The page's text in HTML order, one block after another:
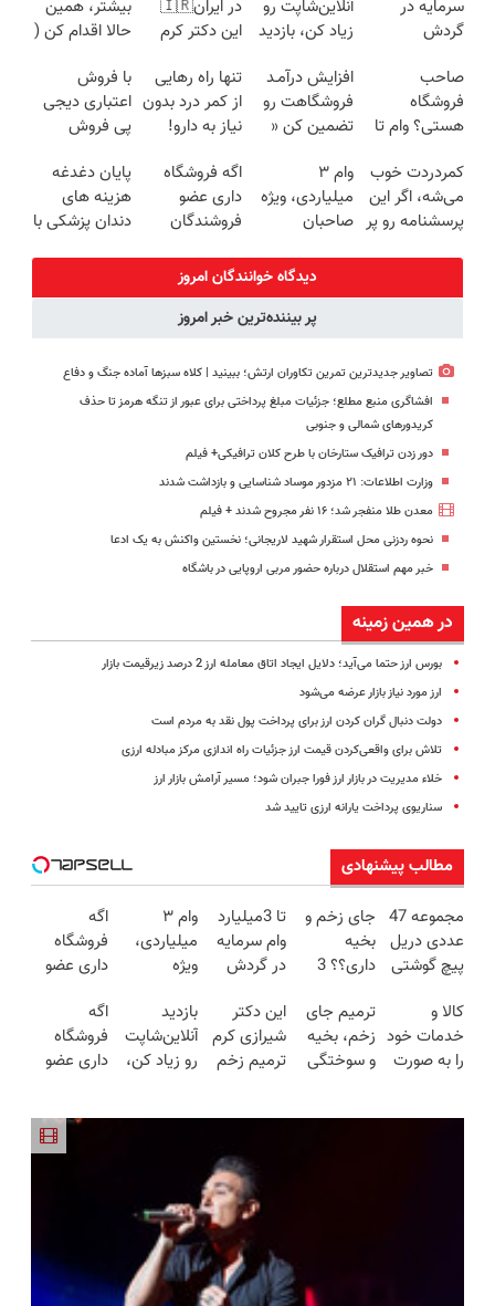
سرمایه در
گردش
فروشگاهت رو
ثبت کن
آنلاین‌شاپت رو
زیاد کن، بازدید
بیشتر
در ایران🇮🇷
این دکتر کرم
روزه ساخت!
بیشتر، همین
حالا اقدام کن (
صاحب
فروشگاه
هستی؟ وام تا
تومان بگیر
افزایش درآمـد
فروشگاهت رو
تضمین کن «
ثبت کن »
تنها راه رهایی
از کمر درد بدون
نیاز به دارو!
با فروش
اعتباری دیجی
پی فروش
بالاببر
کمردردت خوب
می‌شه، اگر این
پرسشنامه رو پر
وام ۳
میلیاردی، ویژه
صاحبان
آنلاین و
حضوری
اگه فروشگاه
داری عضو
فروشندگان
میلیارد وام
بگیر
پایان دغدغه
هزینه های
دندان پزشکی با
دیدگاه خوانندگان امروز
پر بیننده‌ترین خبر امروز
تصاویر جدیدترین تمرین تکاوران ارتش؛ ببینید | کلاه سبزها آماده جنگ و دفاع
افشاگری منبع مطلع؛ جزئیات مبلغ پرداختی برای عبور از تنگه هرمز تا حذف
کریدورهای شمالی و جنوبی
دور زدن ترافیک ستارخان با طرح کلان ترافیکی+ فیلم
وزارت اطلاعات: ۲۱ مزدور موساد شناسایی و بازداشت شدند
معدن طلا منفجر شد؛ ۱۶ نفر مجروح شدند + فیلم
نحوه ردزنی محل استقرار شهید لاریجانی؛ نخستین واکنش به یک ادعا
خبر مهم استقلال درباره حضور مربی اروپایی در باشگاه
در همین زمینه
بورس ارز حتما می‌آید؛ دلایل ایجاد اتاق معامله ارز 2 درصد زیرقیمت بازار
ارز مورد نیاز بازار عرضه می‌شود
دولت دنبال گران کردن ارز برای پرداخت پول نقد به مردم است
تلاش برای واقعی‌کردن قیمت ارز جزئیات راه اندازی مرکز مبادله ارزی
خلاء مدیریت در بازار ارز فورا جبران شود؛ مسیر آرامش بازار ارز
سناریوی پرداخت یارانه ارزی تایید شد
مطالب پیشنهادی
مجموعه 47
عددی دریل
پیچ گوشتی
(تخفیف به
مدت
محدود)
جای زخم و
بخیه
داری؟؟ 3
محوش کن!
تا 3میلیارد
وام سرمایه
در گردش
=>
فروشگاهت
رو ثبت کن
وام ۳
میلیاردی،
ویژه
فروشگاه‌های
آنلاین و
حضوری
اگه
فروشگاه
داری عضو
دیجی پی
شو ، فروش
رو بالا ببر
کالا و
خدمات خود
را به صورت
ترمیم جای
زخم، بخیه
و سوختگی
این دکتر
شیرازی کرم
ترمیم زخم
بازدید
آنلاین‌شاپت
رو زیاد کن،
اگه
فروشگاه
داری عضو
میلیارد وام